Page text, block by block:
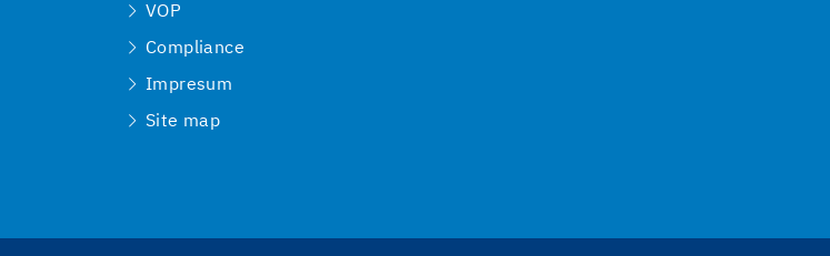
VOP
Compliance
Impresum
Site map